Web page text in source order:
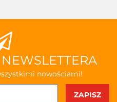
nowościami!